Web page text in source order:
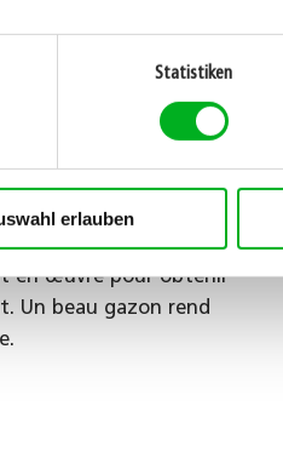
Statistiken
erlauben
journées sans
avec un râteau à feuilles
en œuvre pour obtenir
Un beau gazon rend